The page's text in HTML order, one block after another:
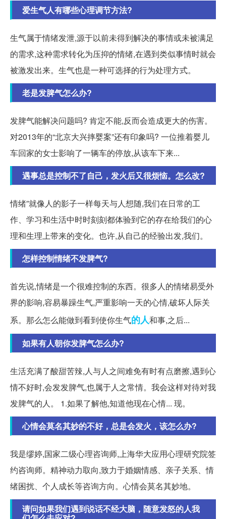
爱生气人有哪些心理调节方法?
生气属于情绪发泄,源于以前未得到解决的事情或未被满足
的需求,这种需求转化为压抑的情绪,在遇到类似事情时就会
被激发出来。生气也是一种可选择的行为处理方式。
老是发脾气怎么办?
发脾气能解决问题吗? 肯定不能,反而会造成更大的伤害。
对2013年的“北京大兴摔婴案”还有印象吗? 一位推着婴儿
车回家的女士影响了一辆车的停放,从该车下来...
遇事总是控制不了自己，发火后又很烦恼。怎么改?
情绪”就像人的影子一样每天与人想随,我们在日常的工
作、学习和生活中时时刻刻都体验到它的存在给我们的心
理和生理上带来的变化。也许,从自己的经验出发,我们。
怎样控制情绪不发脾气?
首先说,情绪是一个很难控制的东西。很多人的情绪易受外
界的影响,容易暴躁生气,严重影响一天的心情,破坏人际关
系。那么怎么能做到看到使你生气的人和事,之后...
如果有人朝你发脾气怎么办?
生活充满了酸甜苦辣,人与人之间难免有时有点磨擦,遇到心
情不好时,会发发脾气,也属于人之常情。我会这样对待对我
发脾气的人。 1.如果了解他,知道他现在心情... 现。
心情会莫名其妙的不好，总是会发火，该怎么办?
我是缪婷,国家二级心理咨询师,上海华大应用心理研究院签
约咨询师。精神动力取向,致力于婚姻情感、亲子关系、情
绪困扰、个人成长等咨询方向。心情会莫名其妙地。
请问如果我们遇到说话不经大脑，随意发怒的人我